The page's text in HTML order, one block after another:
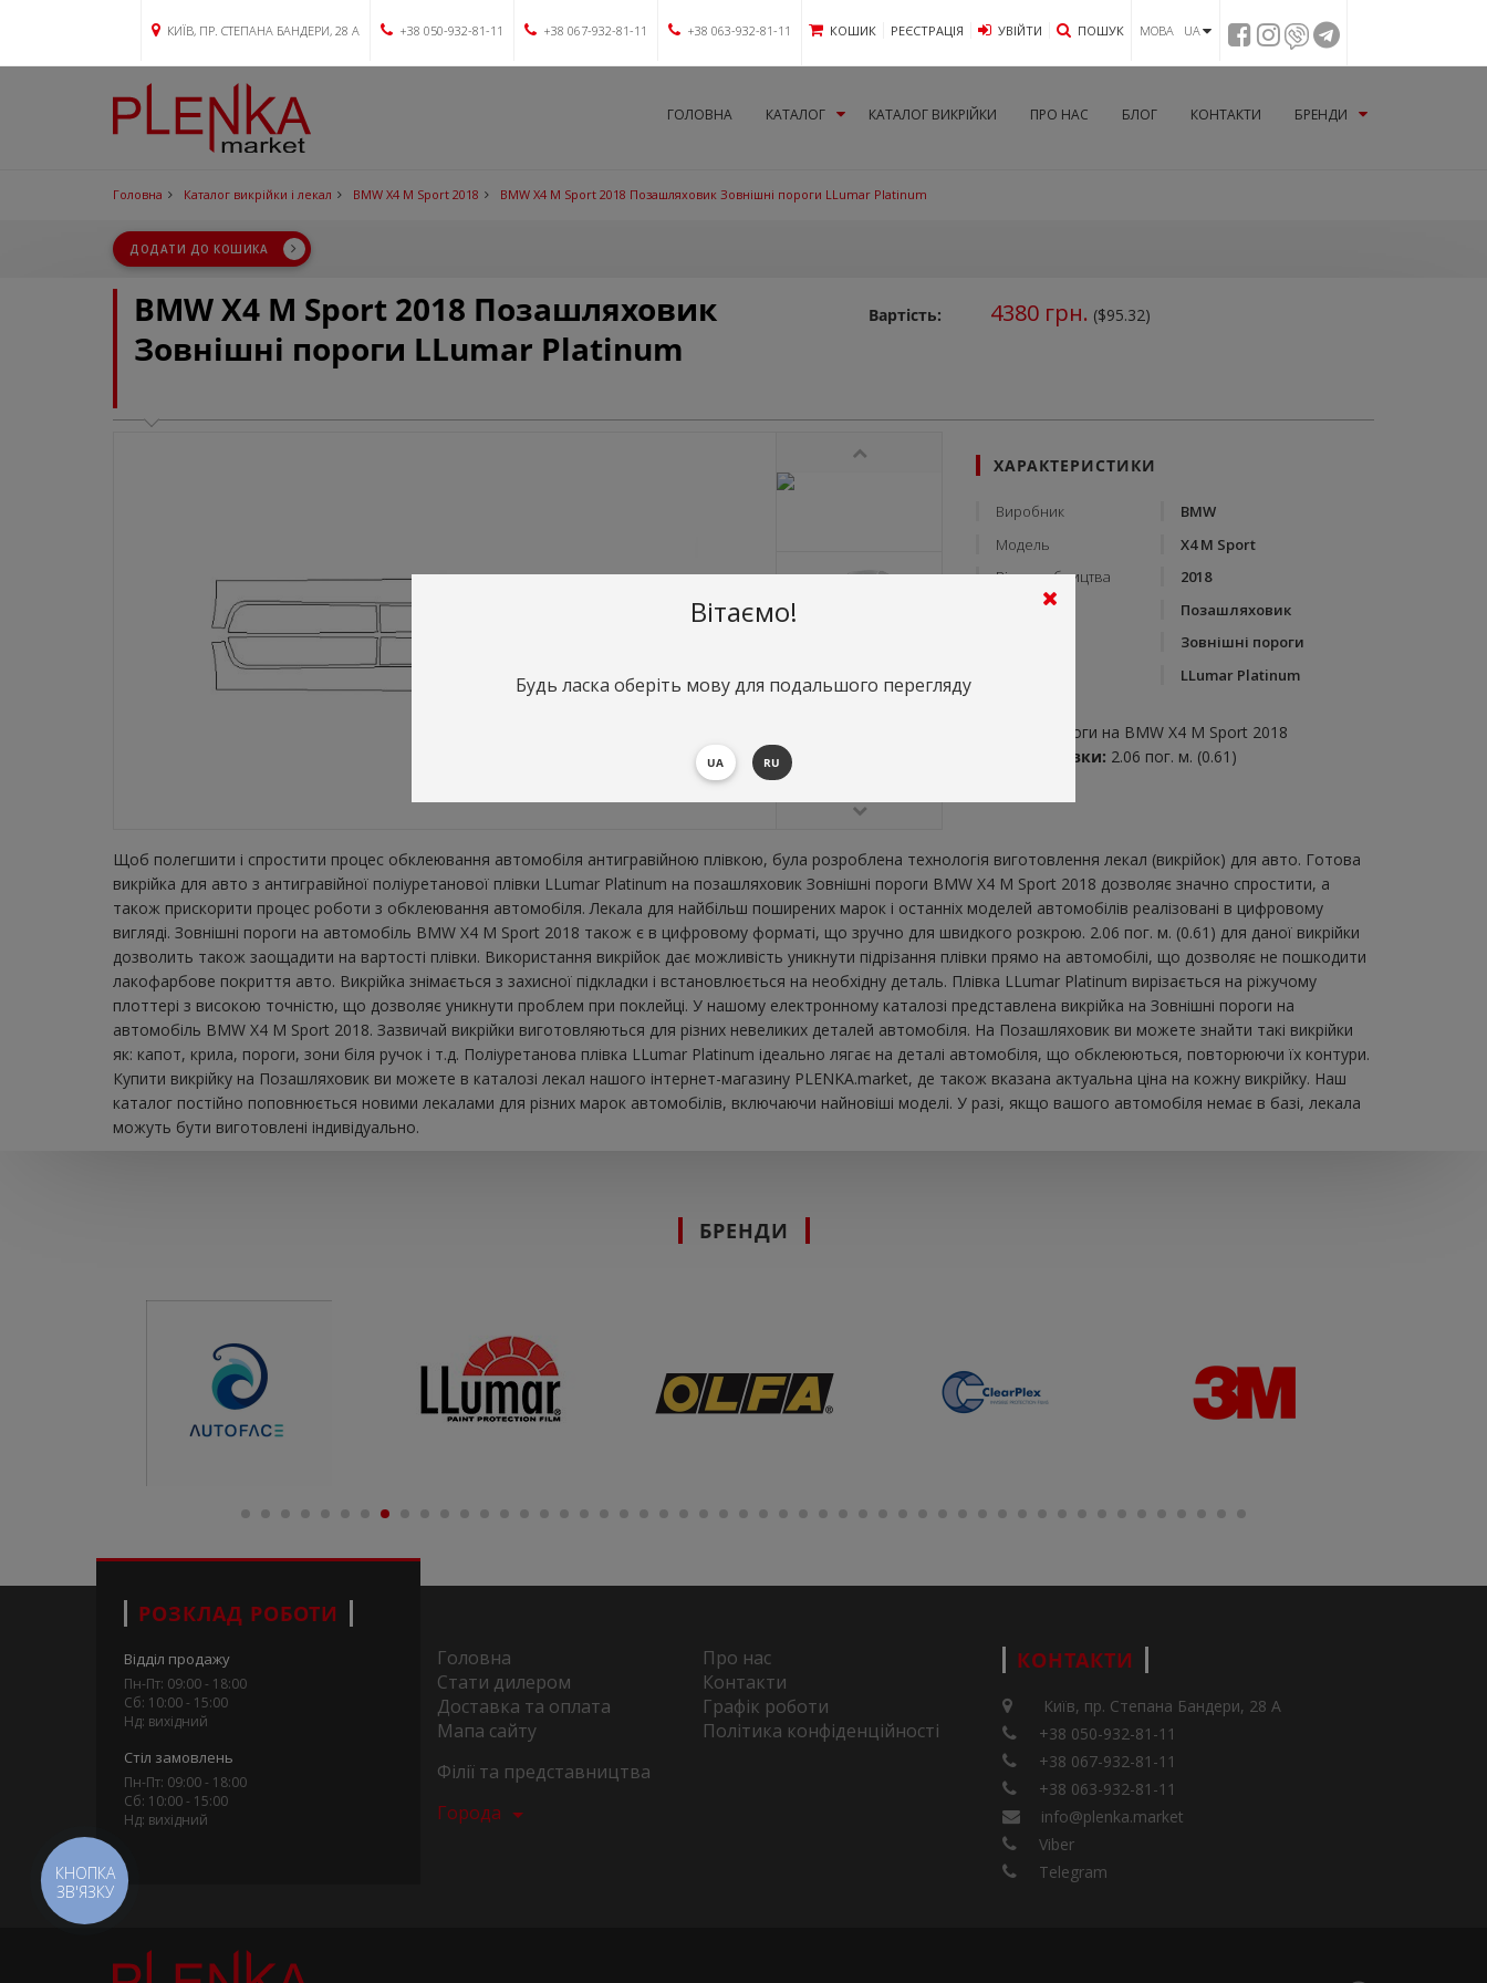
КИЇВ, ПР. СТЕПАНА БАНДЕРИ, 28 А +38 050-932-81-11 +38 067-932-81-11 +38 063-932-81-11 КОШИК РЕЄСТРАЦІЯ УВIЙТИ ПОШУК МОВА UA
ГОЛОВНА КАТАЛОГ КАТАЛОГ ВИКРІЙКИ ПРО НАС БЛОГ КОНТАКТИ БРЕНДИ
Головна Каталог викрійки і лекал BMW X4 M Sport 2018 BMW X4 M Sport 2018 Позашляховик Зовнішні пороги LLumar Platinum
ДОДАТИ ДО КОШИКА
BMW X4 M Sport 2018 Позашляховик
Зовнішні пороги LLumar Platinum
Вартість: 4380грн. ($95.32)
ХАРАКТЕРИСТИКИ
Виробник
BMW
Модель
X4 M Sport
Рік виробництва
2018
Тип кузову
Позашляховик
Зовнішні пороги
LLumar Platinum
Зовнішні пороги на BMW X4 M Sport 2018
Витрата плівки: 2.06 пог. м. (0.61)
Щоб полегшити і спростити процес обклеювання автомобіля антигравійною плівкою, була розроблена технологія виготовлення лекал (викрійок) для авто. Готова
викрійка для авто з антигравійної поліуретанової плівки LLumar Platinum на позашляховик Зовнішні пороги BMW X4 M Sport 2018 дозволяє значно спростити, а
також прискорити процес роботи з обклеювання автомобіля. Лекала для найбільш поширених марок і останніх моделей автомобілів реалізовані в цифровому
вигляді. Зовнішні пороги на автомобіль BMW X4 M Sport 2018 також є в цифровому форматі, що зручно для швидкого розкрою. 2.06 пог. м. (0.61) для даної викрійки
дозволить також заощадити на вартості плівки. Використання викрійок дає можливість уникнути підрізання плівки прямо на автомобілі, що дозволяє не пошкодити
лакофарбове покриття авто. Викрійка знімається з захисної підкладки і встановлюється на необхідну деталь. Плівка LLumar Platinum вирізається на ріжучому
плоттері з високою точністю, що дозволяє уникнути проблем при поклейці. У нашому електронному каталозі представлена ​​викрійка на Зовнішні пороги на
автомобіль BMW X4 M Sport 2018. Зазвичай викрійки виготовляються для різних невеликих деталей автомобіля. На Позашляховик ви можете знайти такі викрійки
як: капот, крила, пороги, зони біля ручок і т.д. Поліуретанова плівка LLumar Platinum ідеально лягає на деталі автомобіля, що обклеюються, повторюючи їх контури.
Купити викрійку на Позашляховик ви можете в каталозі лекал нашого інтернет-магазину PLENKA.market, де також вказана актуальна ціна на кожну викрійку. Наш
каталог постійно поповнюється новими лекалами для різних марок автомобілів, включаючи найновіші моделі. У разі, якщо вашого автомобіля немає в базі, лекала
можуть бути виготовлені індивідуально.
БРЕНДИ
РОЗКЛАД РОБОТИ
Відділ продажу
Пн-Пт: 09:00 - 18:00
Сб: 10:00 - 15:00
Нд: вихідний
Стіл замовлень
Пн-Пт: 09:00 - 18:00
Сб: 10:00 - 15:00
Нд: вихідний
Головна
Про нас
Стати дилером
Контакти
Доставка та оплата
Графік роботи
Мапа сайту
Політика конфіденційності
Філії та представництва
Города
КОНТАКТИ
Київ, пр. Степана Бандери, 28 А
+38 050-932-81-11
+38 067-932-81-11
+38 063-932-81-11
info@plenka.market
Viber
Telegram
Вітаємо!
Будь ласка оберіть мову для подальшого перегляду
UA RU
КНОПКА
ЗВ'ЯЗКУ